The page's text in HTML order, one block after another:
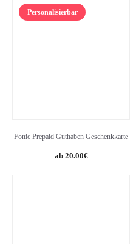
Personalisierbar
Fonic Prepaid Guthaben Geschenkkarte
20.00€